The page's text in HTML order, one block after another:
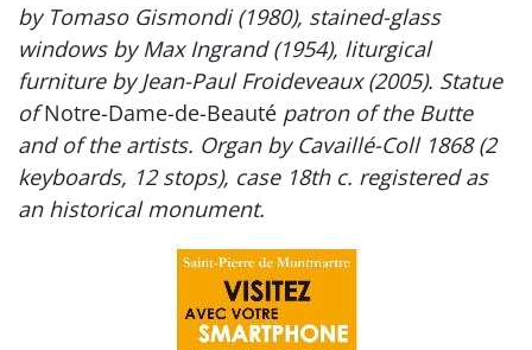
by Tomaso Gismondi (1980), stained-glass
windows by Max Ingrand (1954), liturgical
furniture by Jean-Paul Froideveaux (2005). Statue
ofNotre-Dame-de-Beauté patron of the Butte
and of the artists. Organ by Cavaillé-Coll 1868 (2
keyboards, 12 stops), case 18th c. registered as
an historical monument.